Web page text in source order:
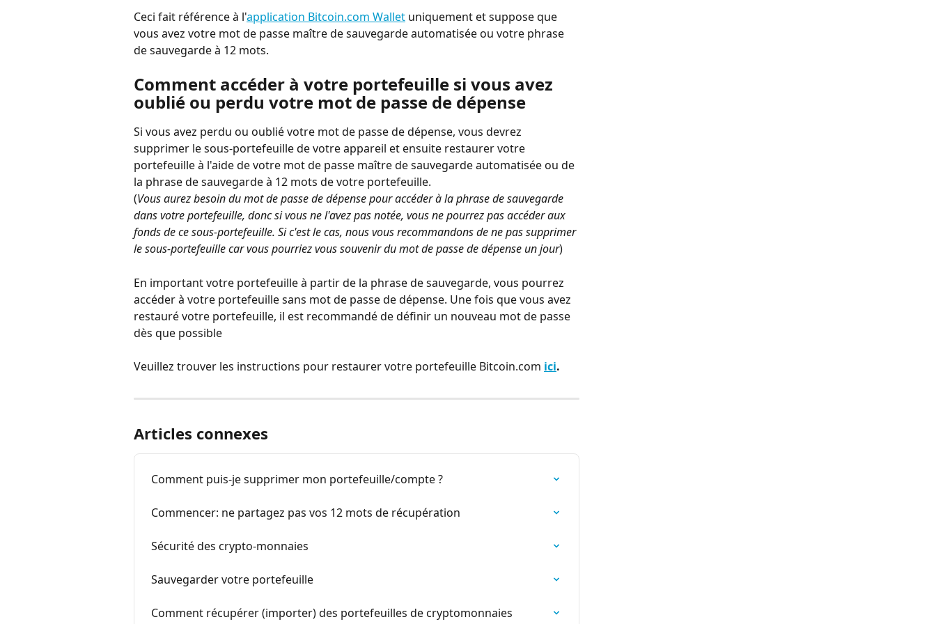
Ceci fait référence à l'application Bitcoin.com Wallet uniquement et suppose que
vous avez votre mot de passe maître de sauvegarde automatisée ou votre phrase
de sauvegarde à 12 mots.
Comment accéder à votre portefeuille si vous avez
oublié ou perdu votre mot de passe de dépense
Si vous avez perdu ou oublié votre mot de passe de dépense, vous devrez
supprimer le sous-portefeuille de votre appareil et ensuite restaurer votre
portefeuille à l'aide de votre mot de passe maître de sauvegarde automatisée ou de
la phrase de sauvegarde à 12 mots de votre portefeuille.
(Vous aurez besoin du mot de passe de dépense pour accéder à la phrase de sauvegarde
dans votre portefeuille, donc si vous ne l'avez pas notée, vous ne pourrez pas accéder aux
fonds de ce sous-portefeuille. Si c'est le cas, nous vous recommandons de ne pas supprimer
le sous-portefeuille car vous pourriez vous souvenir du mot de passe de dépense un jour)
En important votre portefeuille à partir de la phrase de sauvegarde, vous pourrez
accéder à votre portefeuille sans mot de passe de dépense. Une fois que vous avez
restauré votre portefeuille, il est recommandé de définir un nouveau mot de passe
dès que possible
Veuillez trouver les instructions pour restaurer votre portefeuille Bitcoin.com ici.
Articles connexes
Comment puis-je supprimer mon portefeuille/compte ?
Commencer: ne partagez pas vos 12 mots de récupération
Sécurité des crypto-monnaies
Sauvegarder votre portefeuille
Comment récupérer (importer) des portefeuilles de cryptomonnaies